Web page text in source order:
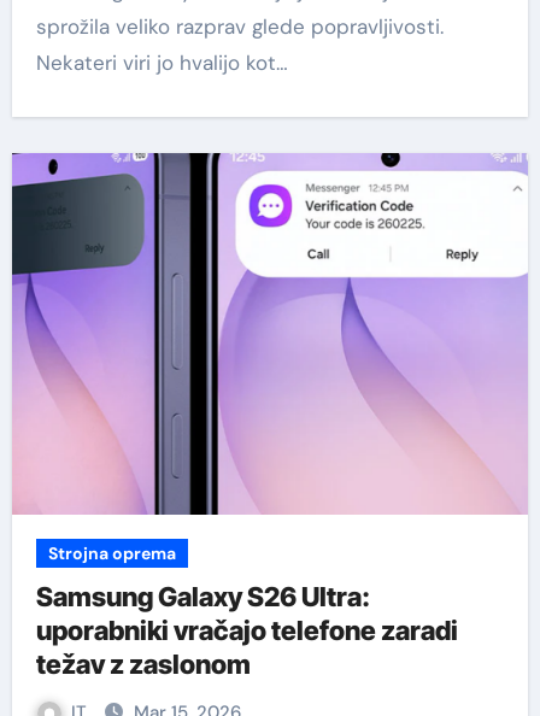
sprožila veliko razprav glede popravljivosti.
Nekateri viri jo hvalijo kot…
Strojna oprema
Samsung Galaxy S26 Ultra:
uporabniki vračajo telefone zaradi
težav z zaslonom